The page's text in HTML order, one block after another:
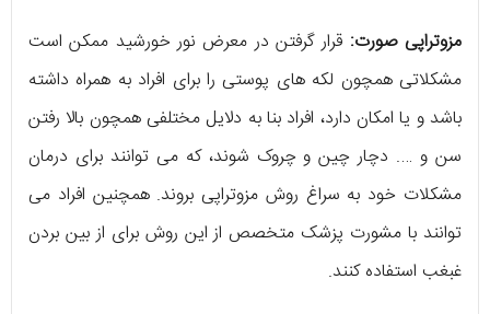
مزوتراپی صورت: قرار گرفتن در معرض نور خورشید ممکن است
مشکلاتی همچون لکه های پوستی را برای افراد به همراه داشته
باشد و یا امکان دارد، افراد بنا به دلایل مختلفی همچون بالا رفتن
سن و …. دچار چین و چروک شوند، که می توانند برای درمان
مشکلات خود به سراغ روش مزوتراپی بروند. همچنین افراد می
توانند با مشورت پزشک متخصص از این روش برای از بین بردن
غبغب استفاده کنند.